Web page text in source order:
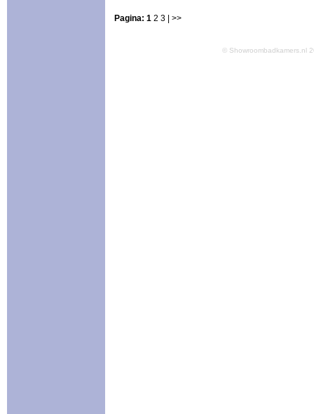
Pagina: 1 2 3 | >>
©